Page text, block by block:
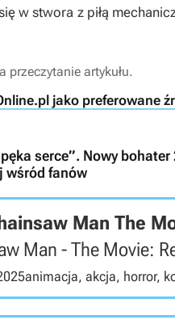
w stwora z piłą
przeczytanie artykułu.
jako preferowane
serce”. Nowy
wśród fanów
Man The
Man - The Movie:
animacja, akcja, horror,